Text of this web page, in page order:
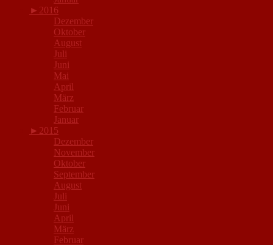
► 2016
Dezember
Oktober
August
Juli
Juni
Mai
April
März
Februar
Januar
► 2015
Dezember
November
Oktober
September
August
Juli
Juni
April
März
Februar